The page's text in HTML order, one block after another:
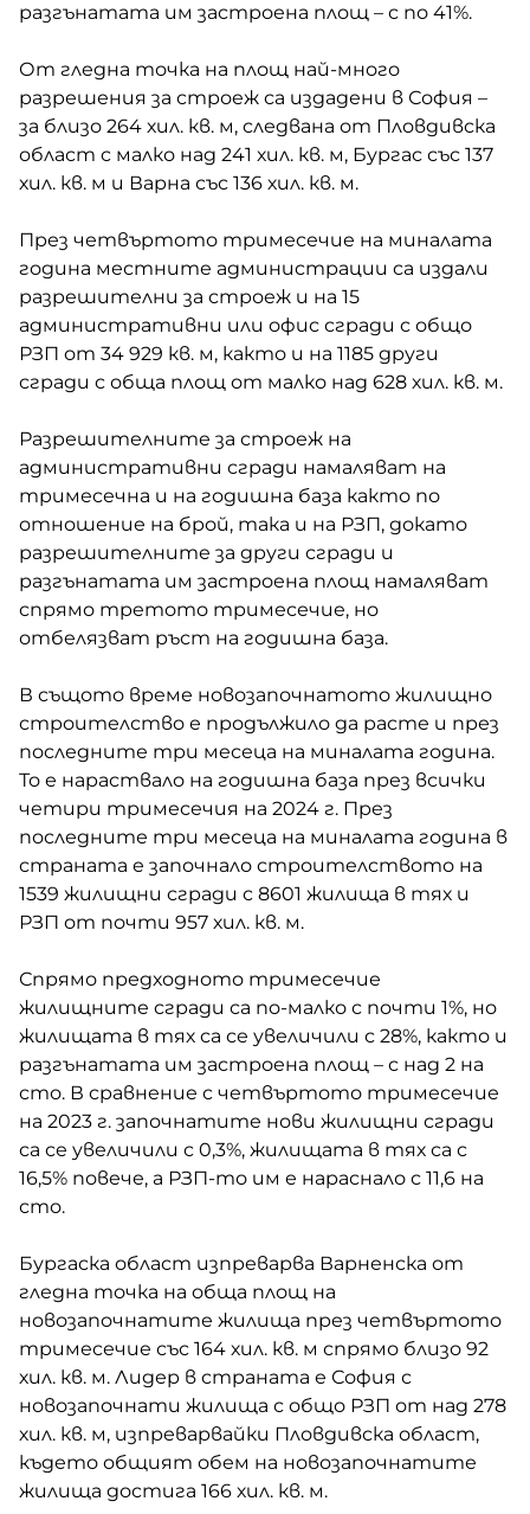
разгънатата им застроена площ – с по 41%.
От гледна точка на площ най-много
разрешения за строеж са издадени в София –
за близо 264 хил. кв. м, следвана от Пловдивска
област с малко над 241 хил. кв. м, Бургас със 137
хил. кв. м и Варна със 136 хил. кв. м.
През четвъртото тримесечие на миналата
година местните администрации са издали
разрешителни за строеж и на 15
административни или офис сгради с общо
РЗП от 34 929 кв. м, както и на 1185 други
сгради с обща площ от малко над 628 хил. кв. м.
Разрешителните за строеж на
административни сгради намаляват на
тримесечна и на годишна база както по
отношение на брой, така и на РЗП, докато
разрешителните за други сгради и
разгънатата им застроена площ намаляват
спрямо третото тримесечие, но
отбелязват ръст на годишна база.
В същото време новозапочнатото жилищно
строителство е продължило да расте и през
последните три месеца на миналата година.
То е нараствало на годишна база през всички
четири тримесечия на 2024 г. През
последните три месеца на миналата година в
страната е започнало строителството на
1539 жилищни сгради с 8601 жилища в тях и
РЗП от почти 957 хил. кв. м.
Спрямо предходното тримесечие
жилищните сгради са по-малко с почти 1%, но
жилищата в тях са се увеличили с 28%, както и
разгънатата им застроена площ – с над 2 на
сто. В сравнение с четвъртото тримесечие
на 2023 г. започнатите нови жилищни сгради
са се увеличили с 0,3%, жилищата в тях са с
16,5% повече, а РЗП-то им е нараснало с 11,6 на
сто.
Бургаска област изпреварва Варненска от
гледна точка на обща площ на
новозапочнатите жилища през четвъртото
тримесечие със 164 хил. кв. м спрямо близо 92
хил. кв. м. Лидер в страната е София с
новозапочнати жилища с общо РЗП от над 278
хил. кв. м, изпреварвайки Пловдивска област,
където общият обем на новозапочнатите
жилища достига 166 хил. кв. м.